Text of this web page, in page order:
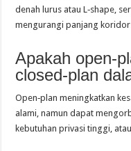
denah lurus atau L‑shape,
mengurangi panjang
Apakah
closed‑plan
Open‑plan meningkatkan
alami, namun dapat
kebutuhan privasi tinggi,